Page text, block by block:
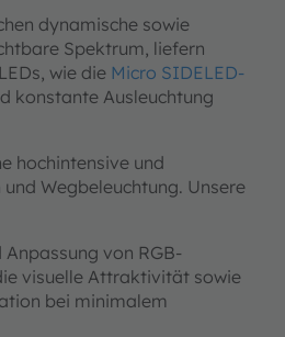
dynamische sowie
Spektrum, liefern
wie die Micro SIDELED-
konstante Ausleuchtung
hochintensive und
Wegbeleuchtung. Unsere
von RGB-
visuelle Attraktivität sowie
bei minimalem